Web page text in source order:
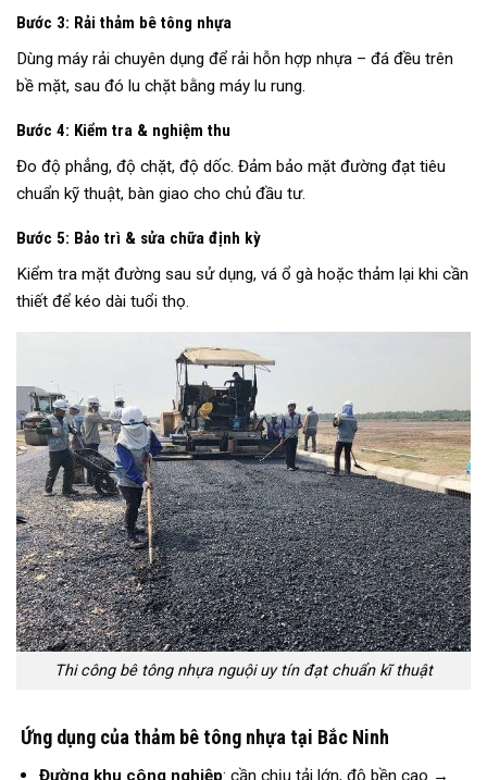
Bước 3: Rải thảm bê tông nhựa
Dùng máy rải chuyên dụng để rải hỗn hợp nhựa – đá đều trên
bề mặt, sau đó lu chặt bằng máy lu rung.
Bước 4: Kiểm tra & nghiệm thu
Đo độ phẳng, độ chặt, độ dốc. Đảm bảo mặt đường đạt tiêu
chuẩn kỹ thuật, bàn giao cho chủ đầu tư.
Bước 5: Bảo trì & sửa chữa định kỳ
Kiểm tra mặt đường sau sử dụng, vá ổ gà hoặc thảm lại khi cần
thiết để kéo dài tuổi thọ.
Thi công bê tông nhựa nguội uy tín đạt chuẩn kĩ thuật
Ứng dụng của thảm bê tông nhựa tại Bắc Ninh
Đường khu công nghiệp: cần chịu tải lớn, độ bền cao →